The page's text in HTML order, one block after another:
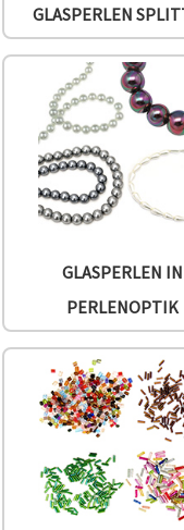
können Sie
jederzeit
ändern
oder
Impressum
Datenschutzerklärung
Cookie-
Richtlinie
Alle
akzeptieren
Cookie-
GLASPERLEN
GLASPERLEN IN
PERLENOPTIK